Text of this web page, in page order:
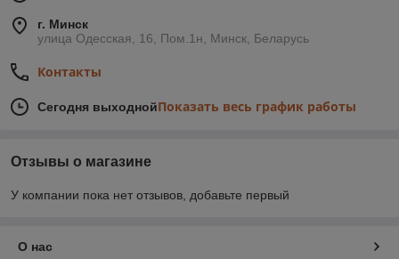
г. Минск
улица Одесская, 16, Пом.1н, Минск, Беларусь
Контакты
Сегодня выходнойПоказать весь график работы
Отзывы о магазине
У компании пока нет отзывов, добавьте первый
О нас